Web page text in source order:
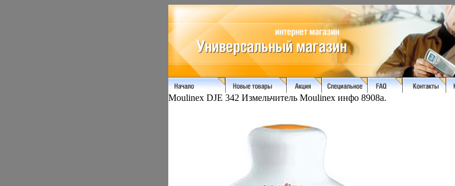
Moulinex DJE 342 Измельчитель Moulinex инфо 8908a.